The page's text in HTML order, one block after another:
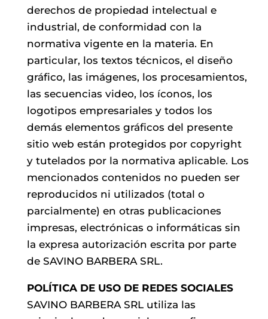
derechos de propiedad intelectual e
industrial, de conformidad con la
normativa vigente en la materia. En
particular, los textos técnicos, el diseño
gráfico, las imágenes, los procesamientos,
las secuencias video, los íconos, los
logotipos empresariales y todos los
demás elementos gráficos del presente
sitio web están protegidos por copyright
y tutelados por la normativa aplicable. Los
mencionados contenidos no pueden ser
reproducidos ni utilizados (total o
parcialmente) en otras publicaciones
impresas, electrónicas o informáticas sin
la expresa autorización escrita por parte
de SAVINO BARBERA SRL.
POLÍTICA DE USO DE REDES SOCIALES
SAVINO BARBERA SRL utiliza las